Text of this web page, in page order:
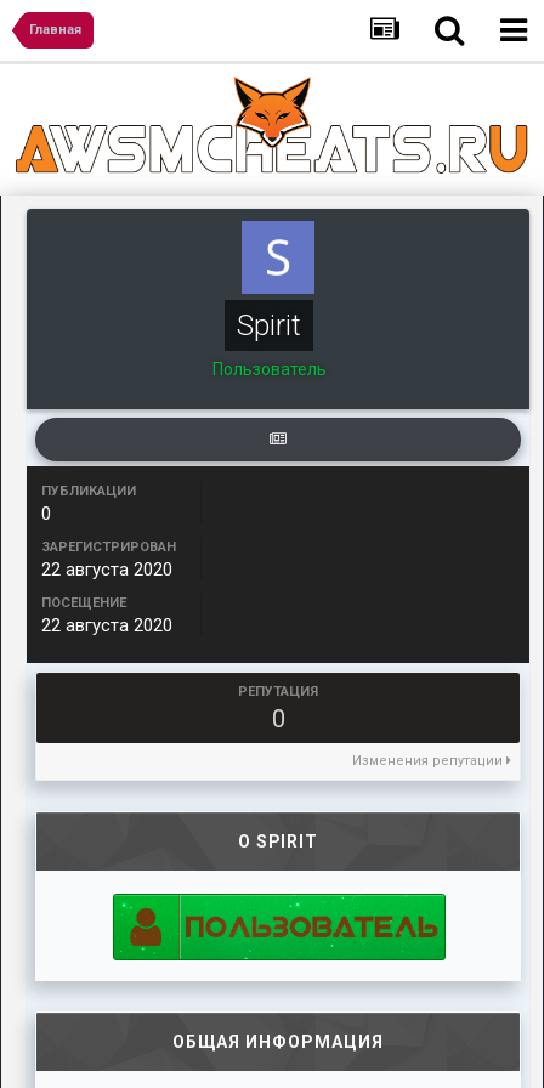
Главная
Spirit
Пользователь
ПУБЛИКАЦИИ
0
ЗАРЕГИСТРИРОВАН
22 августа 2020
ПОСЕЩЕНИЕ
22 августа 2020
РЕПУТАЦИЯ
0
Изменения репутации
О SPIRIT
ОБЩАЯ ИНФОРМАЦИЯ